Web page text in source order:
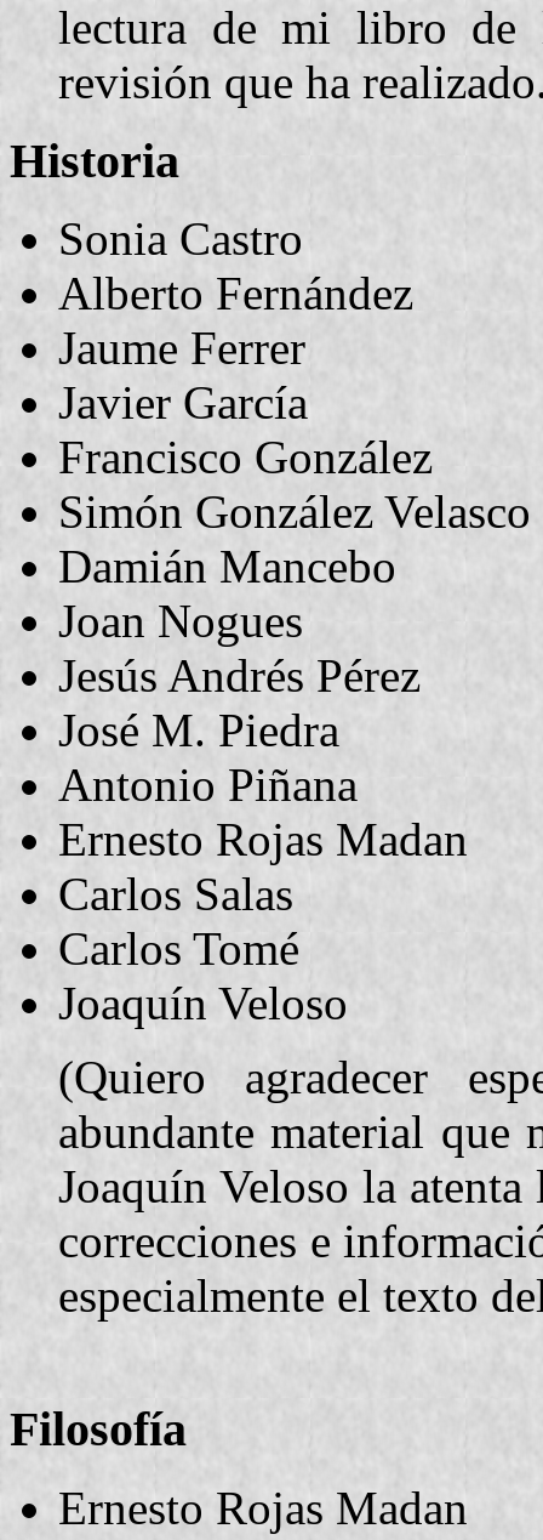
lectura de mi libro de
revisión que ha
Historia
Sonia Castro
Alberto Fernández
Jaume Ferrer
Javier García
Francisco González
Simón González Velasco
Damián Mancebo
Joan Nogues
Jesús Andrés Pérez
José M. Piedra
Antonio Piñana
Ernesto Rojas Madan
Carlos Salas
Carlos Tomé
Joaquín Veloso
(Quiero agradecer
abundante material que
Joaquín Veloso la
correcciones e
especialmente el texto
Filosofía
Ernesto Rojas Madan